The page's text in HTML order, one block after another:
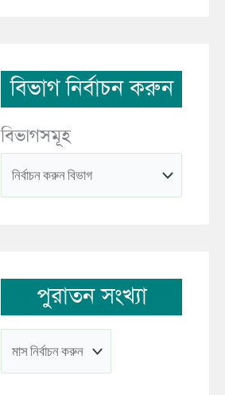
বিভাগ নির্বাচন করুন
বিভাগসমূহ
পুরাতন সংখ্যা